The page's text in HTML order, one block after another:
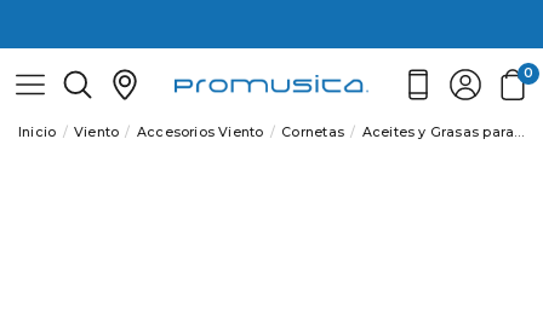
0
Inicio Viento Accesorios Viento Cornetas Aceites y Grasas para Cornetas